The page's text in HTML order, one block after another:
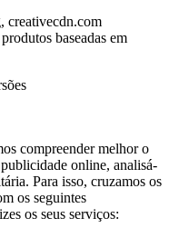
creativecdn.com
baseadas em
compreender melhor o
publicidade online, analisá-
Para isso, cruzamos os
os seguintes
os seus serviços: